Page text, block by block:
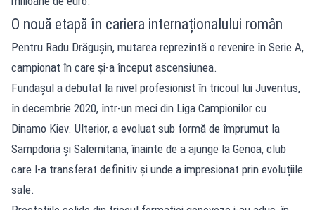
O nouă etapă în cariera internaționalului român
Pentru Radu Drăgușin, mutarea reprezintă o revenire în Serie A,
campionat în care și-a început ascensiunea.
Fundașul a debutat la nivel profesionist în tricoul lui Juventus,
în decembrie 2020, într-un meci din Liga Campionilor cu
Dinamo Kiev. Ulterior, a evoluat sub formă de împrumut la
Sampdoria și Salernitana, înainte de a ajunge la Genoa, club
care l-a transferat definitiv și unde a impresionat prin evoluțiile
sale.